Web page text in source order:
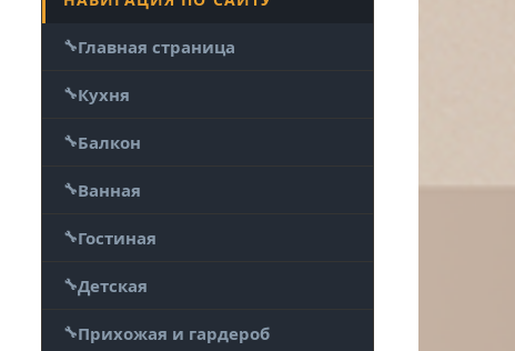
Главная страница
Кухня
Балкон
Ванная
Гостиная
Детская
Прихожая и гардероб